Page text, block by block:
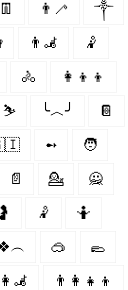
👖 👨‍🦯‍ ༒
👨‍🦼 🤾
🚴‍ 👩‍👦‍👦
⛷️ ╰︿╯ 📔
➻ 🧑
📄 💁‍ 🙅
🤰 🤾‍ 🤷‍
🥽 🥿
👩‍🦼 👨‍👩‍👧‍👦